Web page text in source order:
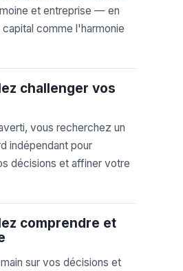
et entreprise — en
comme l'harmonie
challenger vos
vous recherchez un
indépendant pour
décisions et affiner votre
comprendre et
sur vos décisions et